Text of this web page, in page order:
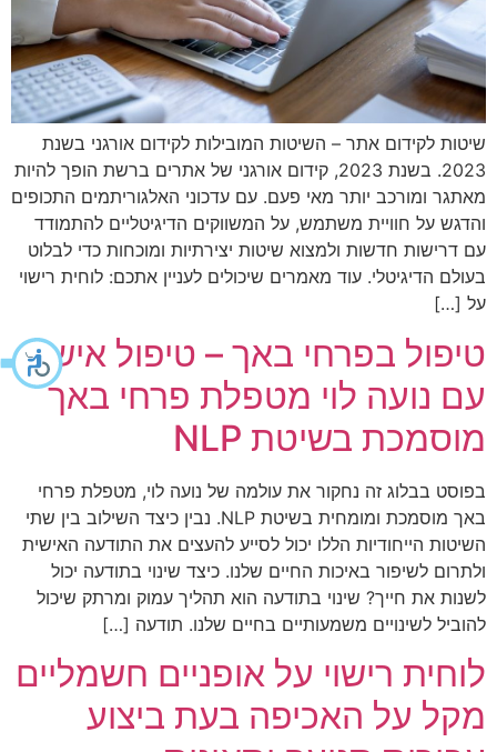
שיטות לקידום אתר – השיטות המובילות לקידום אורגני בשנת
2023. בשנת 2023, קידום אורגני של אתרים ברשת הופך להיות
מאתגר ומורכב יותר מאי פעם. עם עדכוני האלגוריתמים התכופים
והדגש על חוויית משתמש, על המשווקים הדיגיטליים להתמודד
עם דרישות חדשות ולמצוא שיטות יצירתיות ומוכחות כדי לבלוט
בעולם הדיגיטלי. עוד מאמרים שיכולים לעניין אתכם: לוחית רישוי
על […]
טיפול בפרחי באך – טיפול אישי
עם נועה לוי מטפלת פרחי באך
מוסמכת בשיטת NLP
בפוסט בבלוג זה נחקור את עולמה של נועה לוי, מטפלת פרחי
באך מוסמכת ומומחית בשיטת NLP. נבין כיצד השילוב בין שתי
השיטות הייחודיות הללו יכול לסייע להעצים את התודעה האישית
ולתרום לשיפור באיכות החיים שלנו. כיצד שינוי בתודעה יכול
לשנות את חייך? שינוי בתודעה הוא תהליך עמוק ומרתק שיכול
להוביל לשינויים משמעותיים בחיים שלנו. תודעה […]
לוחית רישוי על אופניים חשמליים
מקל על האכיפה בעת ביצוע